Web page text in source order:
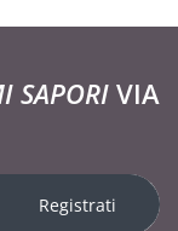
SAPORIVIA
Registrati